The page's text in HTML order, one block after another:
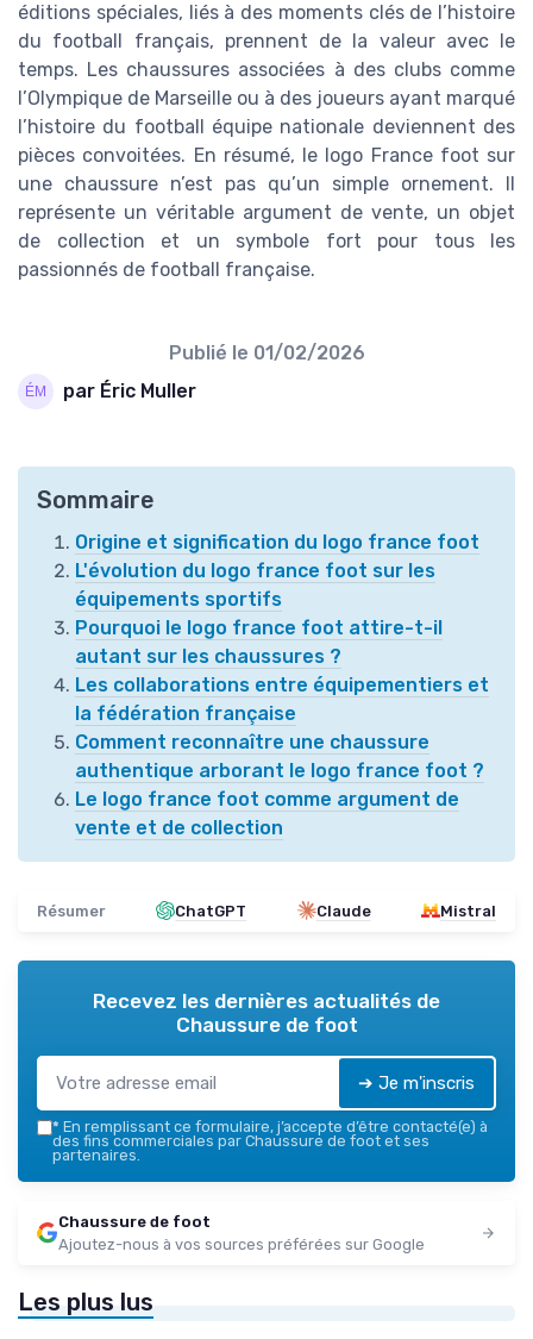
éditions spéciales, liés à des moments clés de l’histoire
du football français, prennent de la valeur avec le
temps. Les chaussures associées à des clubs comme
l’Olympique de Marseille ou à des joueurs ayant marqué
l’histoire du football équipe nationale deviennent des
pièces convoitées. En résumé, le logo France foot sur
une chaussure n’est pas qu’un simple ornement. Il
représente un véritable argument de vente, un objet
de collection et un symbole fort pour tous les
passionnés de football française.
Publié le 01/02/2026
par Éric Muller
Sommaire
Origine et signification du logo france foot
L'évolution du logo france foot sur les
équipements sportifs
Pourquoi le logo france foot attire-t-il
autant sur les chaussures ?
Les collaborations entre équipementiers et
la fédération française
Comment reconnaître une chaussure
authentique arborant le logo france foot ?
Le logo france foot comme argument de
vente et de collection
Résumer ChatGPT Claude Mistral
Recevez les dernières actualités de
Chaussure de foot
➔ Je m'inscris
* En remplissant ce formulaire, j’accepte d’être contacté(e) à
des fins commerciales par Chaussure de foot et ses
partenaires.
Chaussure de foot
Ajoutez-nous à vos sources préférées sur Google
Les plus lus